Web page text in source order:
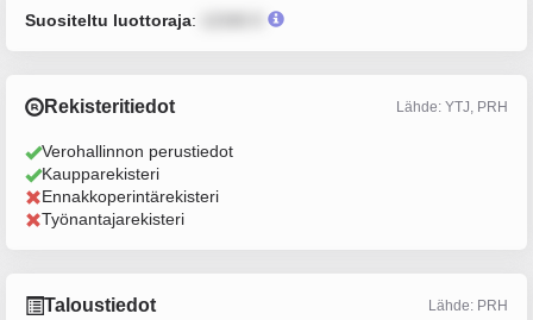
Suositeltu luottoraja:
Rekisteritiedot Lähde: YTJ, PRH
Verohallinnon perustiedot
Kaupparekisteri
Ennakkoperintärekisteri
Työnantajarekisteri
Taloustiedot Lähde: PRH